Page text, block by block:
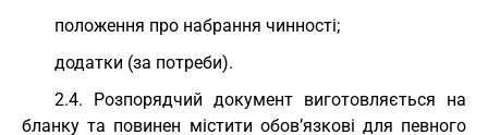
положення про набрання чинності;
додатки (за потреби).
2.4. Розпорядчий документ виготовляється на
бланку та повинен містити обов’язкові для певного